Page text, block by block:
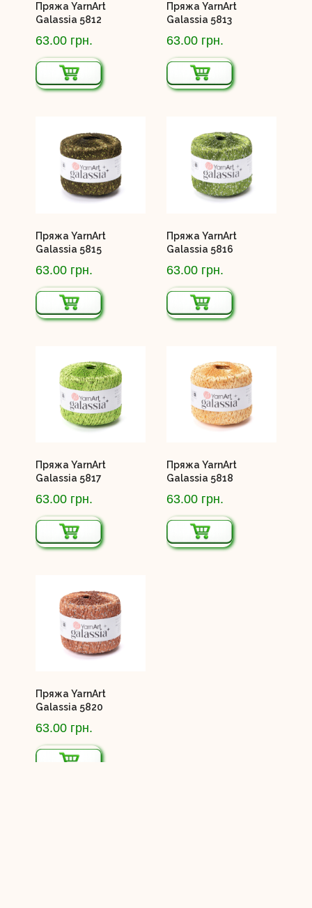
Пряжа YarnArt
Galassia 5812
63.00 грн.
Пряжа YarnArt
Galassia 5813
63.00 грн.
Пряжа YarnArt
Galassia 5815
63.00 грн.
Пряжа YarnArt
Galassia 5816
63.00 грн.
Пряжа YarnArt
Galassia 5817
63.00 грн.
Пряжа YarnArt
Galassia 5818
63.00 грн.
Пряжа YarnArt
Galassia 5820
63.00 грн.